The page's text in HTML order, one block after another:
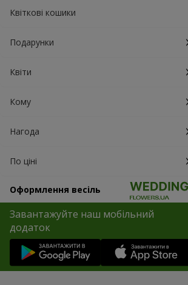
Квіткові кошики
Подарунки
Квіти
Кому
Нагода
По ціні
Оформлення весіль
Завантажуйте наш мобільний
додаток